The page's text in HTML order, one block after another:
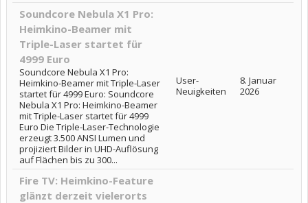
Soundcore Nebula X1 Pro:
Heimkino-Beamer mit
Triple-Laser startet für
4999 Euro
Soundcore Nebula X1 Pro:
Heimkino-Beamer mit Triple-Laser
startet für 4999 Euro: Soundcore
Nebula X1 Pro: Heimkino-Beamer
mit Triple-Laser startet für 4999
Euro Die Triple-Laser-Technologie
erzeugt 3.500 ANSI Lumen und
projiziert Bilder in UHD-Auflösung
auf Flächen bis zu 300...
User-
Neuigkeiten
8. Januar
2026
Fire TV: Heimkino-Feature
glänzt derzeit vielerorts